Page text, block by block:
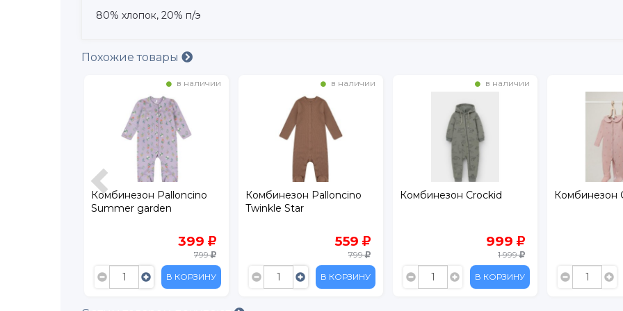
80% хлопок, 20% п/э
Похожие товары
в наличии
Комбинезон Palloncino
Summer garden
399
799
В КОРЗИНУ
в наличии
Комбинезон Palloncino
Twinkle Star
559
799
В КОРЗИНУ
в наличии
Комбинезон Crockid
999
1 999
В КОРЗИНУ
Комбинезон